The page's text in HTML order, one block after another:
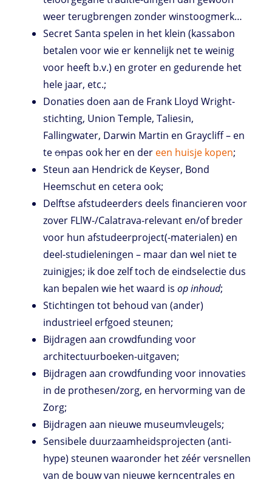
weer terugbrengen zonder winstoogmerk…
Secret Santa spelen in het klein (kassabon
betalen voor wie er kennelijk net te weinig
voor heeft b.v.) en groter en gedurende het
hele jaar, etc.;
Donaties doen aan de Frank Lloyd Wright-
stichting, Union Temple, Taliesin,
Fallingwater, Darwin Martin en Graycliff – en
teonpas ook her en der een huisje kopen;
Steun aan Hendrick de Keyser, Bond
Heemschut en cetera ook;
Delftse afstudeerders deels financieren voor
zover FLlW-/Calatrava-relevant en/of breder
voor hun afstudeerproject(-materialen) en
deel-studieleningen – maar dan wel niet te
zuinigjes; ik doe zelf toch de eindselectie dus
kan bepalen wie het waard is op inhoud;
Stichtingen tot behoud van (ander)
industrieel erfgoed steunen;
Bijdragen aan crowdfunding voor
architectuurboeken-uitgaven;
Bijdragen aan crowdfunding voor innovaties
in de prothesen/zorg, en hervorming van de
Zorg;
Bijdragen aan nieuwe museumvleugels;
Sensibele duurzaamheidsprojecten (anti-
hype) steunen waaronder het zéér versnellen
van de bouw van nieuwe kerncentrales en